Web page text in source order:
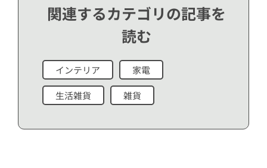
関連するカテゴリの記事を
読む
インテリア 家電
生活雑貨 雑貨